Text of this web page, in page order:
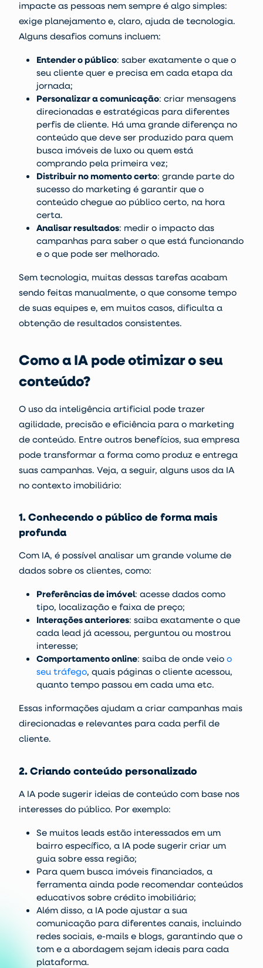
impacte as pessoas nem sempre é algo simples:
exige planejamento e, claro, ajuda de tecnologia.
Alguns desafios comuns incluem:
Entender o público: saber exatamente o que o
seu cliente quer e precisa em cada etapa da
jornada;
Personalizar a comunicação: criar mensagens
direcionadas e estratégicas para diferentes
perfis de cliente. Há uma grande diferença no
conteúdo que deve ser produzido para quem
busca imóveis de luxo ou quem está
comprando pela primeira vez;
Distribuir no momento certo: grande parte do
sucesso do marketing é garantir que o
conteúdo chegue ao público certo, na hora
certa.
Analisar resultados: medir o impacto das
campanhas para saber o que está funcionando
e o que pode ser melhorado.
Sem tecnologia, muitas dessas tarefas acabam
sendo feitas manualmente, o que consome tempo
de suas equipes e, em muitos casos, dificulta a
obtenção de resultados consistentes.
Como a IA pode otimizar o seu
conteúdo?
O uso da inteligência artificial pode trazer
agilidade, precisão e eficiência para o marketing
de conteúdo. Entre outros benefícios, sua empresa
pode transformar a forma como produz e entrega
suas campanhas. Veja, a seguir, alguns usos da IA
no contexto imobiliário:
1. Conhecendo o público de forma mais
profunda
Com IA, é possível analisar um grande volume de
dados sobre os clientes, como:
Preferências de imóvel: acesse dados como
tipo, localização e faixa de preço;
Interações anteriores: saiba exatamente o que
cada lead já acessou, perguntou ou mostrou
interesse;
Comportamento online: saiba de onde veio o
seu tráfego, quais páginas o cliente acessou,
quanto tempo passou em cada uma etc.
Essas informações ajudam a criar campanhas mais
direcionadas e relevantes para cada perfil de
cliente.
2. Criando conteúdo personalizado
A IA pode sugerir ideias de conteúdo com base nos
interesses do público. Por exemplo:
Se muitos leads estão interessados em um
bairro específico, a IA pode sugerir criar um
guia sobre essa região;
Para quem busca imóveis financiados, a
ferramenta ainda pode recomendar conteúdos
educativos sobre crédito imobiliário;
Além disso, a IA pode ajustar a sua
comunicação para diferentes canais, incluindo
redes sociais, e-mails e blogs, garantindo que o
tom e a abordagem sejam ideais para cada
plataforma.